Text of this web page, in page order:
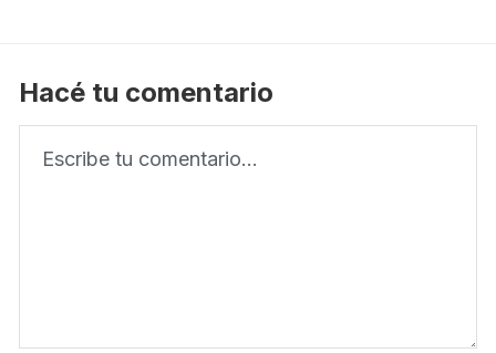
Hacé tu comentario